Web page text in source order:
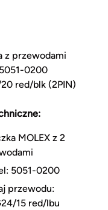
z przewodami
0200
red/blk (2PIN)
MOLEX z 2
5051-0200
przewodu:
15 red/lbu